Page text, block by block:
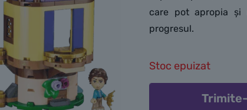
care pot apropia
progresul.
Stoc epuizat